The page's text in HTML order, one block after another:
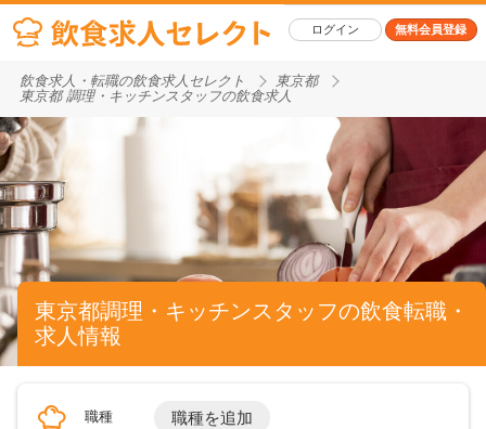
ログイン 無料会員登録
飲食求人・転職の飲食求人セレクト
東京都
東京都 調理・キッチンスタッフの飲食求人
東京都調理・キッチンスタッフの飲食転職・
求人情報
職種 職種を追加